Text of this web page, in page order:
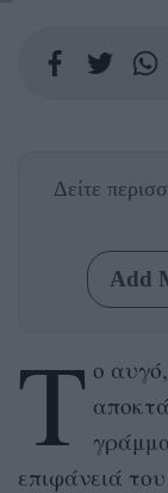
Δείτε
Add
Τ ο
επιφάνειά